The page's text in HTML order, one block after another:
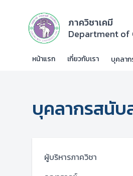
ภาควิชาเคมี
Department of
หน้าแรก เกี่ยวกับเรา บุคลาก
บุคลากรสนับ
ผู้บริหารภาควิชา